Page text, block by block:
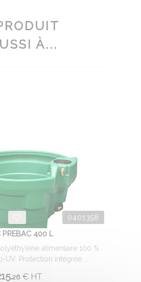
À...
0401358
PREBAC 400 L
alimentaire 100 %
UV. Protection intégrée ...
26 €HT